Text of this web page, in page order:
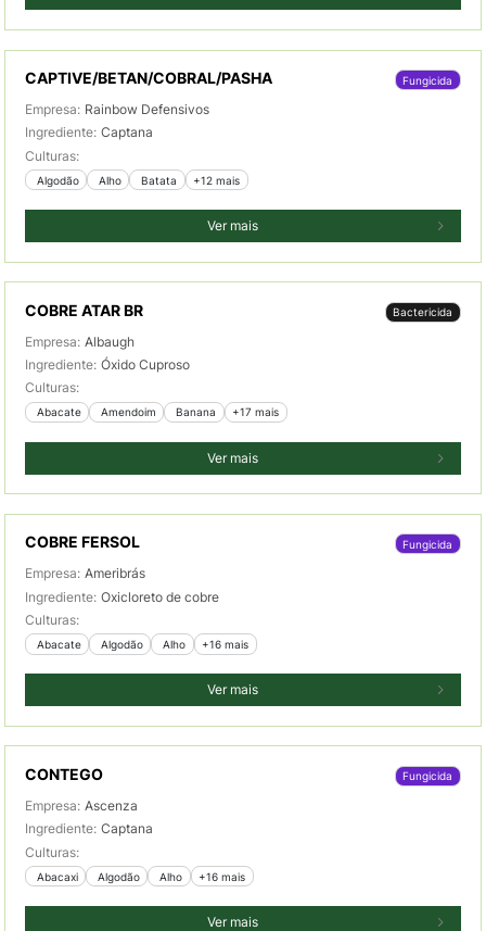
CAPTIVE/BETAN/COBRAL/PASHA Fungicida
Empresa: Rainbow Defensivos
Ingrediente: Captana
Culturas:
Algodão Alho Batata +12 mais
Ver mais
COBRE ATAR BR Bactericida
Empresa: Albaugh
Ingrediente: Óxido Cuproso
Culturas:
Abacate Amendoim Banana +17 mais
Ver mais
COBRE FERSOL Fungicida
Empresa: Ameribrás
Ingrediente: Oxicloreto de cobre
Culturas:
Abacate Algodão Alho +16 mais
Ver mais
CONTEGO Fungicida
Empresa: Ascenza
Ingrediente: Captana
Culturas:
Abacaxi Algodão Alho +16 mais
Ver mais